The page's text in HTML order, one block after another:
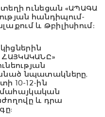
ունեցան «ԱՊԱԳԱ
հանդիպում-
և Թբիլիսիում։
»
նպատակները,
10-12-ին
և դրա